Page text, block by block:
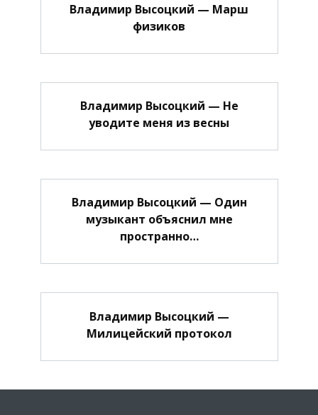
Владимир Высоцкий — Марш
физиков
Владимир Высоцкий — Не
уводите меня из весны
Владимир Высоцкий — Один
музыкант объяснил мне
пространно…
Владимир Высоцкий —
Милицейский протокол